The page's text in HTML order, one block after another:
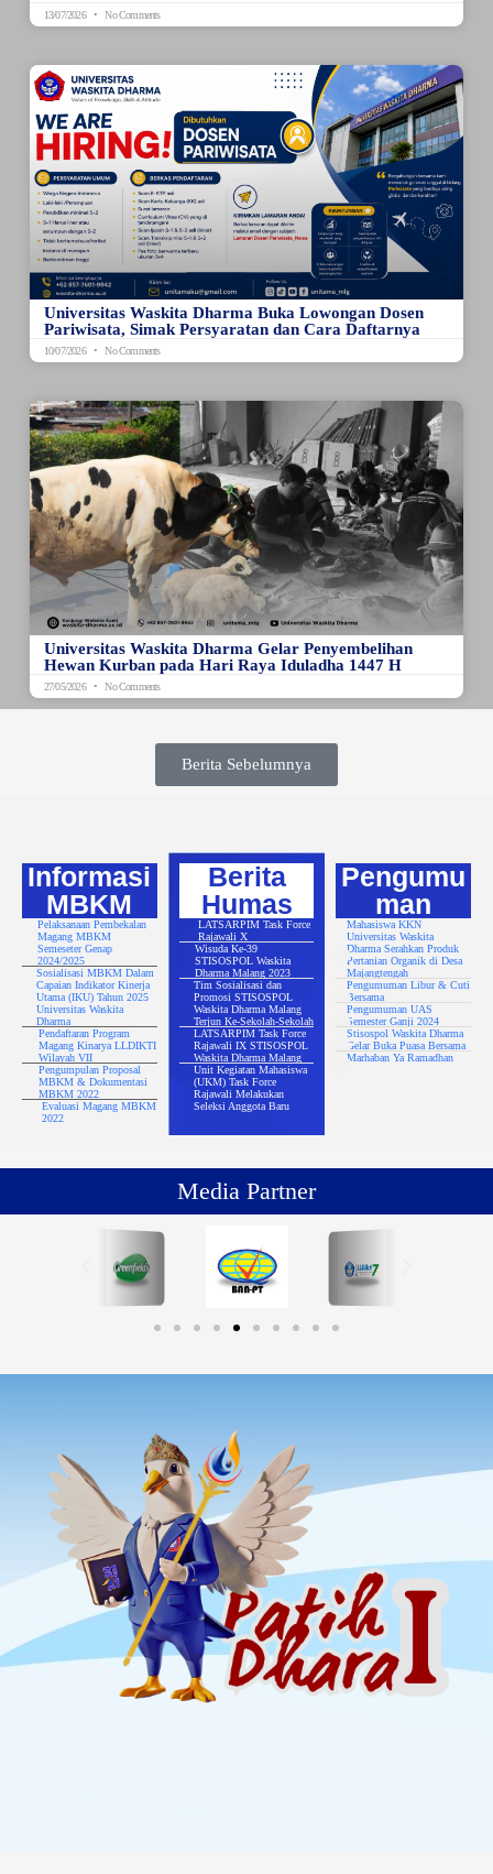
13/07/2026 No Comments
Universitas Waskita Dharma Buka Lowongan Dosen
Pariwisata, Simak Persyaratan dan Cara Daftarnya
10/07/2026 No Comments
Universitas Waskita Dharma Gelar Penyembelihan
Hewan Kurban pada Hari Raya Iduladha 1447 H
27/05/2026 No Comments
Berita Sebelumnya
Informasi
MBKM
Pelaksanaan Pembekalan
Magang MBKM
Semeseter Genap
2024/2025
Sosialisasi MBKM Dalam
Capaian Indikator Kinerja
Utama (IKU) Tahun 2025
Universitas Waskita
Dharma
Pendaftaran Program
Magang Kinarya LLDIKTI
Wilayah VII
Pengumpulan Proposal
MBKM & Dokumentasi
MBKM 2022
Evaluasi Magang MBKM
2022
Berita
Humas
LATSARPIM Task Force
Rajawali X
Wisuda Ke-39
STISOSPOL Waskita
Dharma Malang 2023
Tim Sosialisasi dan
Promosi STISOSPOL
Waskita Dharma Malang
Terjun Ke-Sekolah-Sekolah
LATSARPIM Task Force
Rajawali IX STISOSPOL
Waskita Dharma Malang
Unit Kegiatan Mahasiswa
(UKM) Task Force
Rajawali Melakukan
Seleksi Anggota Baru
Pengumu
man
Mahasiswa KKN
Universitas Waskita
Dharma Serahkan Produk
Pertanian Organik di Desa
Majangtengah
Pengumuman Libur & Cuti
Bersama
Pengumuman UAS
Semester Ganji 2024
Stisospol Waskita Dharma
Gelar Buka Puasa Bersama
Marhaban Ya Ramadhan
Media Partner